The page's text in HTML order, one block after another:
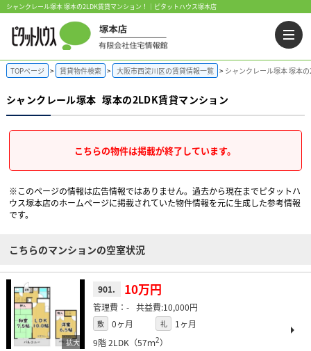
シャンクレール塚本 塚本の2LDK賃貸マンション！｜ピタットハウス塚本店
TOPページ 賃貸物件検索 大阪市西淀川区の賃貸情報一覧 シャンクレール塚本 塚本
シャンクレール塚本 塚本の2LDK賃貸マンション
こちらの物件は掲載が終了しています。
※このページの情報は広告情報ではありません。過去から現在までピタットハ
ウス塚本店のホームぺージに掲載されていた物件情報を元に生成した参考情報
です。
こちらのマンションの空室状況
901. 10万円
- 10,000円
敷 0ヶ月 礼
1ヶ月
9階 2LDK（57ｍ2）